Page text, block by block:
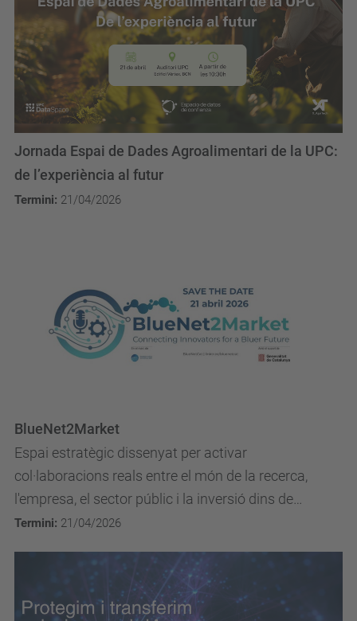
Jornada Espai de Dades Agroalimentari de la UPC:
de l’experiència al futur
Termini: 21/04/2026
Espai estratègic dissenyat per activar
col·laboracions reals entre el món de la recerca,
l'empresa, el sector públic i la inversió dins de
l'ecosistema de l'economia blava a Catalunya.
BlueNet2Market
Termini: 21/04/2026